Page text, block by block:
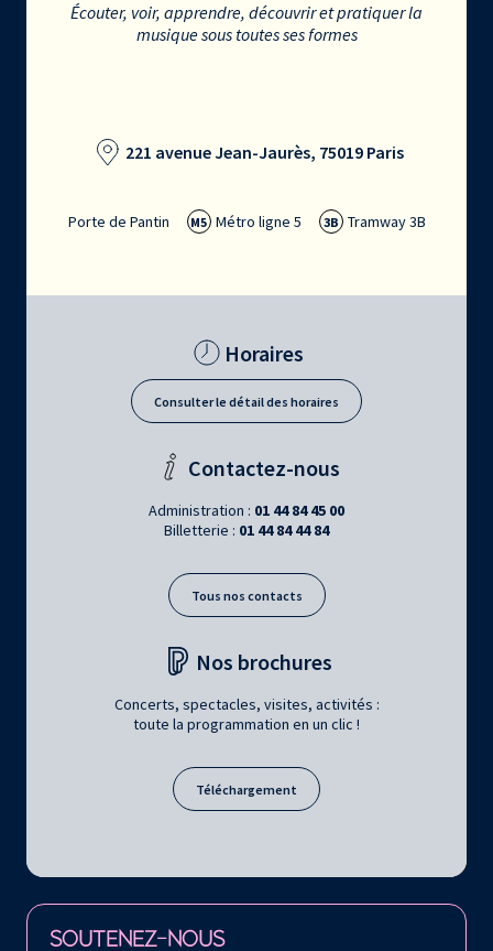
Écouter, voir, apprendre, découvrir et pratiquer la
musique sous toutes ses formes
221 avenue Jean-Jaurès, 75019 Paris
Porte de Pantin M5 Métro ligne 5 3B Tramway 3B
Horaires
Consulter le détail des horaires
Contactez-nous
Administration : 01 44 84 45 00
Billetterie : 01 44 84 44 84
Tous nos contacts
Nos brochures
Concerts, spectacles, visites, activités :
toute la programmation en un clic !
Téléchargement
SOUTENEZ-NOUS
Retrouvez la Philharmonie de Paris sur